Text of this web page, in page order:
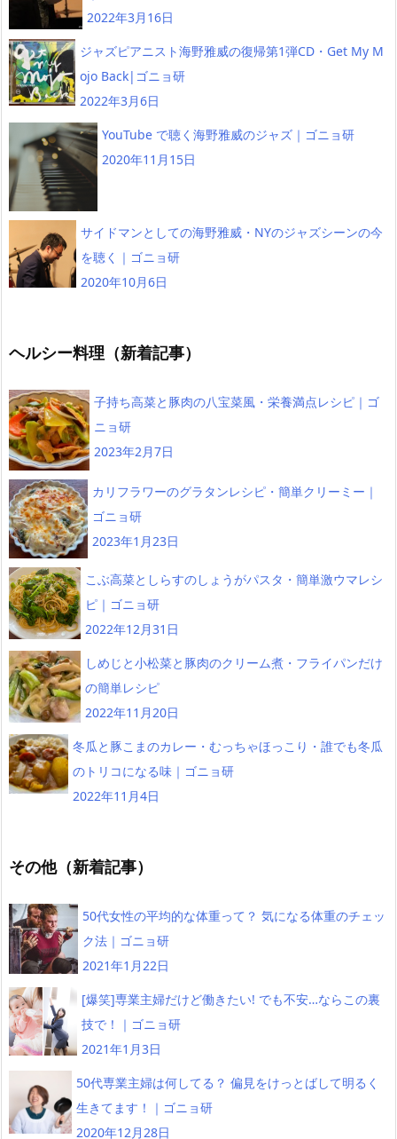
2022年3月16日
ジャズピアニスト海野雅威の復帰第1弾CD・Get My M
ojo Back|ゴニョ研
2022年3月6日
YouTube で聴く海野雅威のジャズ｜ゴニョ研
2020年11月15日
サイドマンとしての海野雅威・NYのジャズシーンの今
を聴く｜ゴニョ研
2020年10月6日
ヘルシー料理（新着記事）
子持ち高菜と豚肉の八宝菜風・栄養満点レシピ｜ゴ
ニョ研
2023年2月7日
カリフラワーのグラタンレシピ・簡単クリーミー｜
ゴニョ研
2023年1月23日
こぶ高菜としらすのしょうがパスタ・簡単激ウマレシ
ピ｜ゴニョ研
2022年12月31日
しめじと小松菜と豚肉のクリーム煮・フライパンだけ
の簡単レシピ
2022年11月20日
冬瓜と豚こまのカレー・むっちゃほっこり・誰でも冬瓜
のトリコになる味｜ゴニョ研
2022年11月4日
その他（新着記事）
50代女性の平均的な体重って？ 気になる体重のチェッ
ク法｜ゴニョ研
2021年1月22日
[爆笑]専業主婦だけど働きたい! でも不安…ならこの裏
技で！｜ゴニョ研
2021年1月3日
50代専業主婦は何してる？ 偏見をけっとばして明るく
生きてます！｜ゴニョ研
2020年12月28日